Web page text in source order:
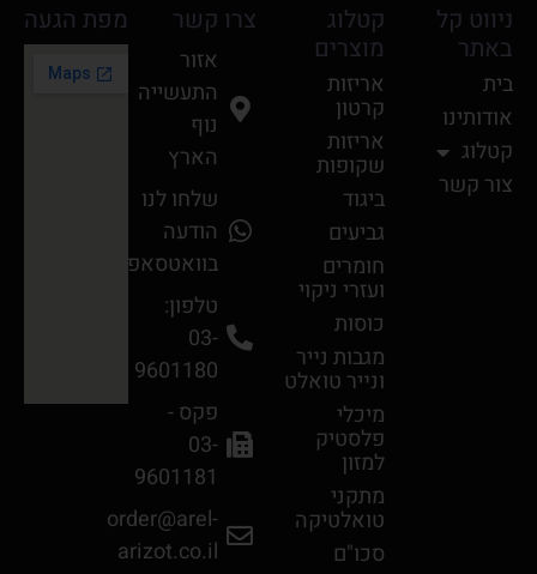
ניווט קל
באתר
בית
אודותינו
קטלוג
צור קשר
קטלוג
מוצרים
אריזות
קרטון
אריזות
שקופות
ביגוד
גביעים
חומרים
ועזרי ניקוי
כוסות
מגבות נײר
ונײר טואלט
מיכלי
פלסטיק
למזון
מתקני
טואלטיקה
סכו"ם
צרו קשר
אזור
התעשייה
נוף
הארץ
שלחו לנו
הודעה
בוואטסאפ
טלפון:
03-
9601180
פקס -
03-
9601181
order@arel-
arizot.co.il
מפת הגעה